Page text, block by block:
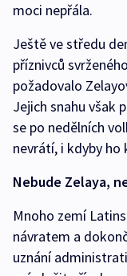
moci nepřála.
Ještě ve středu
příznivců
požadovalo
Jejich snahu však
se po nedělních
nevrátí, i kdyby
Nebude Zelaya,
Mnoho zemí
návratem a
uznání